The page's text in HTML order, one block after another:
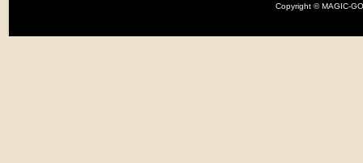
Copyright © MAGIC-